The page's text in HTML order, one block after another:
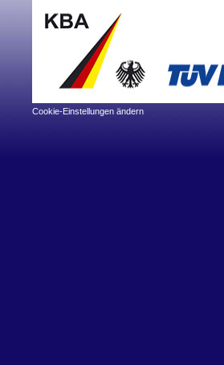
Cookie-Einstellungen ändern